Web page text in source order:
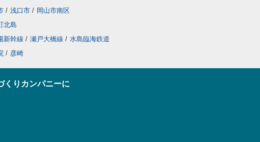
/ 浅口市 / 岡山市南区
北島
新幹線 / 瀬戸大橋線 / 水島臨海鉄道
/ 彦崎
くりカンパニーに